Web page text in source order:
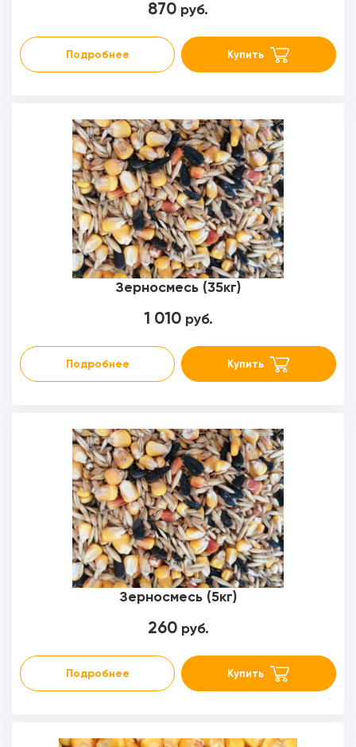
870 руб.
Подробнее Купить
Зерносмесь (35кг)
1 010руб.
Подробнее Купить
Зерносмесь (5кг)
260руб.
Подробнее Купить